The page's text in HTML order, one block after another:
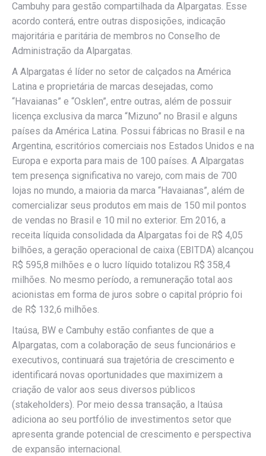
Cambuhy para gestão compartilhada da Alpargatas. Esse
acordo conterá, entre outras disposições, indicação
majoritária e paritária de membros no Conselho de
Administração da Alpargatas.
A Alpargatas é líder no setor de calçados na América
Latina e proprietária de marcas desejadas, como
“Havaianas” e “Osklen”, entre outras, além de possuir
licença exclusiva da marca “Mizuno” no Brasil e alguns
países da América Latina. Possui fábricas no Brasil e na
Argentina, escritórios comerciais nos Estados Unidos e na
Europa e exporta para mais de 100 países. A Alpargatas
tem presença significativa no varejo, com mais de 700
lojas no mundo, a maioria da marca “Havaianas”, além de
comercializar seus produtos em mais de 150 mil pontos
de vendas no Brasil e 10 mil no exterior. Em 2016, a
receita líquida consolidada da Alpargatas foi de R$ 4,05
bilhões, a geração operacional de caixa (EBITDA) alcançou
R$ 595,8 milhões e o lucro líquido totalizou R$ 358,4
milhões. No mesmo período, a remuneração total aos
acionistas em forma de juros sobre o capital próprio foi
de R$ 132,6 milhões.
Itaúsa, BW e Cambuhy estão confiantes de que a
Alpargatas, com a colaboração de seus funcionários e
executivos, continuará sua trajetória de crescimento e
identificará novas oportunidades que maximizem a
criação de valor aos seus diversos públicos
(stakeholders). Por meio dessa transação, a Itaúsa
adiciona ao seu portfólio de investimentos setor que
apresenta grande potencial de crescimento e perspectiva
de expansão internacional.